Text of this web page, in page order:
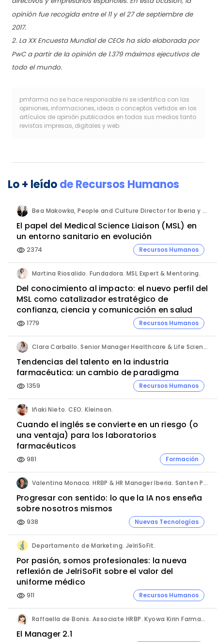
opinión fue recogida entre el 11 y el 27 de septiembre de
2017.
2. La XX Encuesta Mundial de CEOs ha sido elaborada por
PwC a partir de la opinión de 1.379 máximos ejecutivos de
todo el mundo.
pmfarma no se hace responsable ni se identifica con las
opiniones, informaciones, ideas o conceptos vertidos en los
artículos de opinión publicados en todos sus medios tanto
revistas impresas, digitales y web.
Lo + leídodeRecursos Humanos
Bea Makowka, People and Culture Director for Iberia y Alberto Municio, Talent Seach Solutions Lead for Iberia. Inizio Engage.
El papel del Medical Science Liaison (MSL) en
un entorno sanitario en evolución
visibility 2374 Recursos Humanos
Martina Riosalido. Fundadora. MSL Expert & Mentoring.
Del conocimiento al impacto: el nuevo perfil del
MSL como catalizador estratégico de
confianza, ciencia y comunicación en salud
visibility 1779 Recursos Humanos
Clara Carballo. Senior Manager Healthcare & Life Science. Michael Page.
Tendencias del talento en la industria
farmacéutica: un cambio de paradigma
visibility 1359 Recursos Humanos
Iñaki Nieto. CEO. Kleinson.
Cuando el inglés se convierte en un riesgo (o
una ventaja) para los laboratorios
farmacéuticos
visibility 981 Formación
Valentina Monaca. HRBP & HR Manager Iberia. Santen Pharmaceutical.
Progresar con sentido: lo que la IA nos enseña
sobre nosotros mismos
visibility 938 Nuevas Tecnologías
Departamento de Marketing. JelriSoFit.
Por pasión, somos profesionales: la nueva
reflexión de JelriSoFit sobre el valor del
uniforme médico
visibility 911 Recursos Humanos
Raffaella de Bonis. Associate HRBP. Kyowa Kirin Farmacéutica.
El Manager 2.1